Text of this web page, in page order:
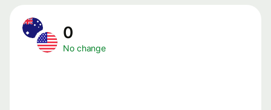
0
No change